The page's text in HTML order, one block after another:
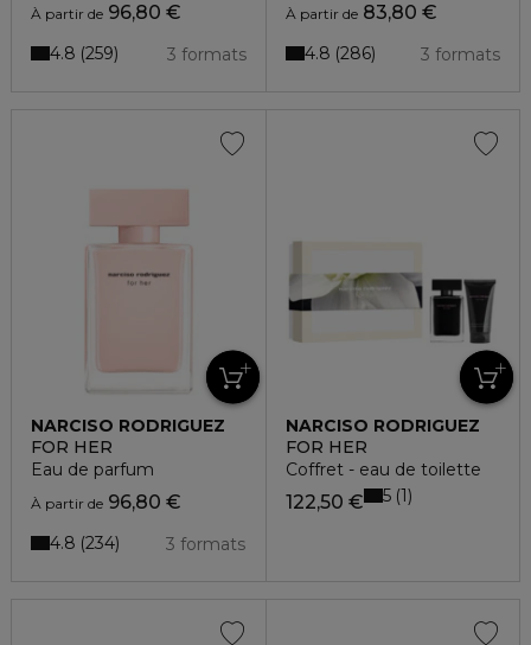
À partir de 96,80 €
3 formats
4.8 259
À partir de83,80 €
3 formats
4.8 286
NARCISO RODRIGUEZ
FOR HER
Eau de parfum
À partir de 96,80 €
3 formats
4.8 234
NARCISO RODRIGUEZ
FOR HER
Coffret - eau de toilette
122,50 € 5 1